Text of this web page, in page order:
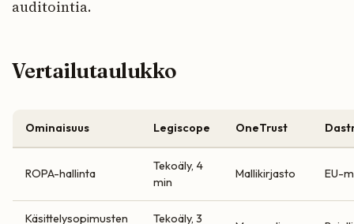
auditointia.
Vertailutaulukko
Ominaisuus Legiscope OneTrust
ROPA-hallinta
Tekoäly, 4
min
Mallikirjasto EU-
Käsittelysopimusten
Tekoäly, 3